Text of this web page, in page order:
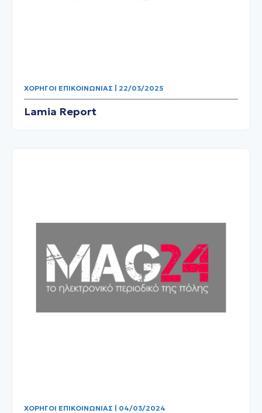
ΧΟΡΗΓΟΊ ΕΠΙΚΟΙΝΩΝΊΑΣ | 22/03/2025
Lamia Report
ΧΟΡΗΓΟΊ ΕΠΙΚΟΙΝΩΝΊΑΣ | 04/03/2024